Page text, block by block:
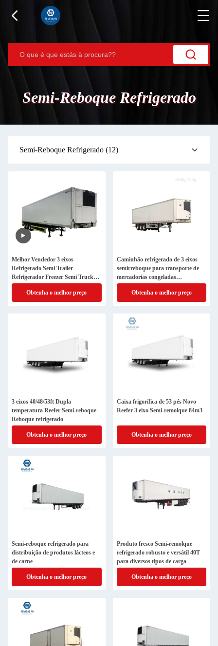
Semi-Reboque Refrigerado
Semi-Reboque Refrigerado (12)
Melhor Vendedor 3 eixos
Refrigerado Semi Trailer
Refrigerador Freezer Semi Truck
Trailers
Obtenha o melhor preço
Caminhão refrigerado de 3 eixos
semirreboque para transporte de
mercadorias congeladas
Equipamento de conservação
Obtenha o melhor preço
3 eixos 40/48/53ft Dupla
temperatura Reefer Semi-reboque
Reboque refrigerado
Obtenha o melhor preço
Caixa frigorífica de 53 pés Novo
Reefer 3 eixo Semi-remolque 84m3
Obtenha o melhor preço
Semi-reboque refrigerado para
distribuição de produtos lácteos e
de carne
Obtenha o melhor preço
Produto fresco Semi-remolque
refrigerado robusto e versátil 40T
para diversos tipos de carga
Obtenha o melhor preço